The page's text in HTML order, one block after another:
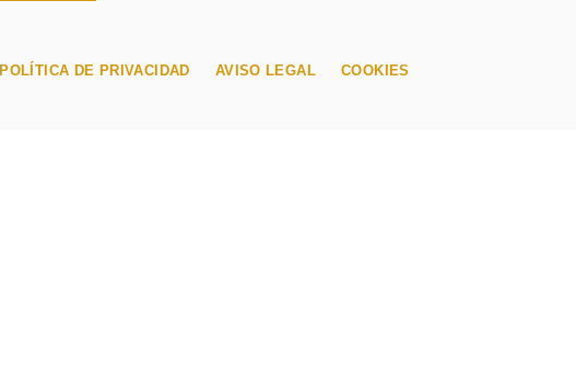
POLÍTICA DE PRIVACIDAD AVISO LEGAL COOKIES